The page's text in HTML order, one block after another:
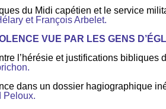
du Midi capétien et le service
et François Arbelet.
VUE PAR LES GENS
l’hérésie et justifications bibliques
dans un dossier hagiographique
Peloux.